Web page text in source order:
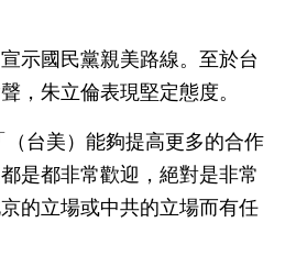
示國民黨親美路線。至於台
，朱立倫表現堅定態度。
（台美）能夠提高更多的合作
是都非常歡迎，絕對是非常
的立場或中共的立場而有任